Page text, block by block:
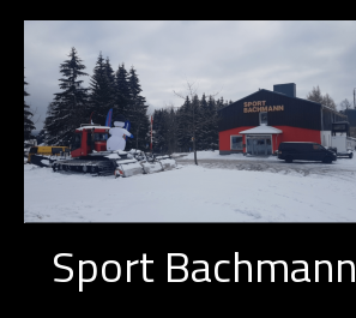
Sport Bachmann